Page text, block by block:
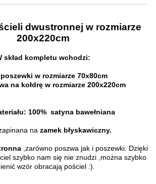
dwustronnej w rozmiarze
200x220cm
skład kompletu wchodzi:
w rozmiarze 70x80cm
na kołdrę w rozmiarze 200x220cm
100% satyna bawełniana
na zamek błyskawiczny.
,zarówno poszwa jak i poszewki. Dzięki
szybko nam się nie znudzi ,można szybko
wzór obracają pościel :).